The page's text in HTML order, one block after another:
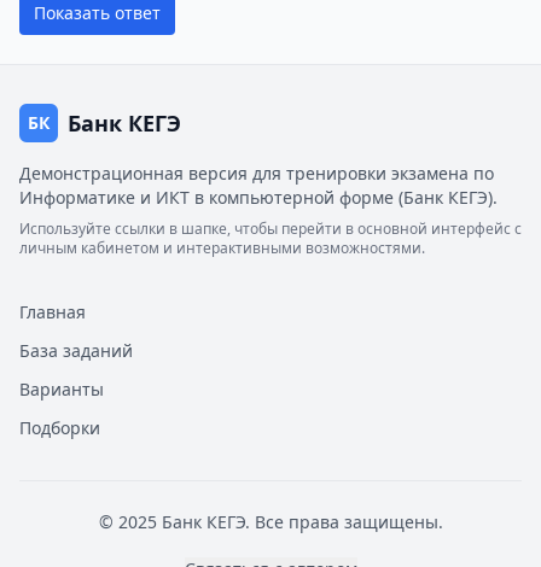
Показать ответ
БК Банк КЕГЭ
Демонстрационная версия для тренировки экзамена по
Информатике и ИКТ в компьютерной форме (Банк КЕГЭ).
Используйте ссылки в шапке, чтобы перейти в основной интерфейс с
личным кабинетом и интерактивными возможностями.
Главная
База заданий
Варианты
Подборки
© 2025 Банк КЕГЭ. Все права защищены.